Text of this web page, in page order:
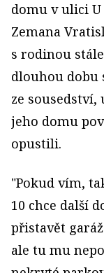
domu v ulici
Zemana
s rodinou
dlouhou dobu
ze
jeho domu
opustili.
"Pokud vím,
10 chce další
přistavět
ale tu mu